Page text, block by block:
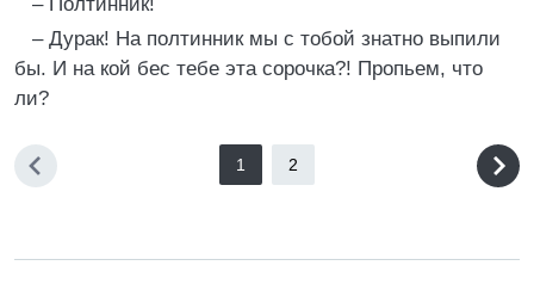
– Дурак! На полтинник мы с тобой знатно выпили
бы. И на кой бес тебе эта сорочка?! Пропьем, что
ли?
1 2